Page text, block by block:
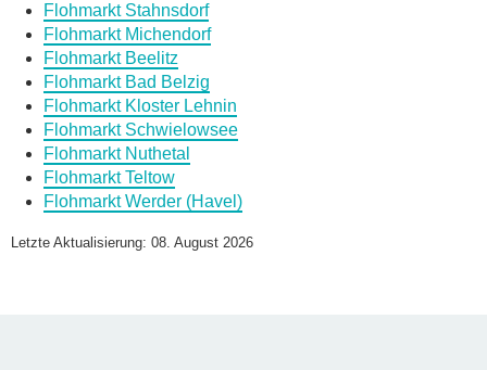
Daten des Flohmarkts
Name des Flohmarkts
Flohmarkt Stahnsdorf
Flohmarkt Michendorf
Flohmarkt Beelitz
Flohmarkt Bad Belzig
Flohmarkt Kloster Lehnin
Flohmarkt Schwielowsee
Flohmarkt Nuthetal
Flohmarkt Teltow
Flohmarkt Werder (Havel)
Letzte Aktualisierung: 08. August 2026